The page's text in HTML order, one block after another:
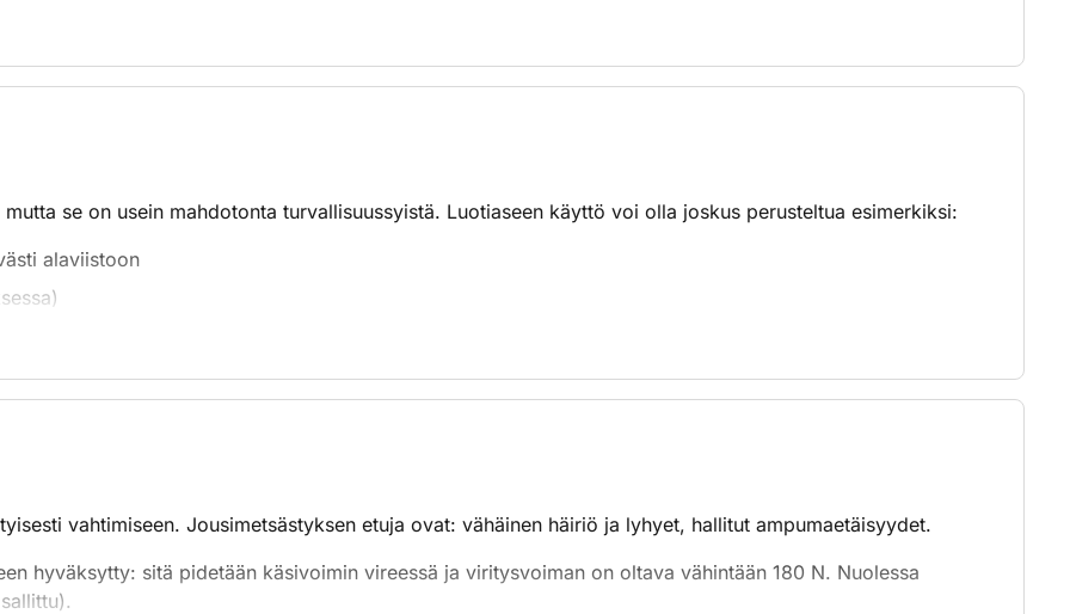
on syytä huomioida ampumatilanteissa. Ampumamatkat on hyvä pitää alle 30 metrissä.
Vesilinnustuksessa turvallisena nyrkkisääntönä voidaan pitää, että piiput eivät laske alle 45
maastoon. Ympäristövaikutuksia vähentävät myös patruunat, joissa on maatuva haulikuppi.
se on usein mahdotonta turvallisuussyistä. Luotiaseen käyttö voi olla joskus perusteltua esimerkiksi:
alaviistoon
taustasta, ja muistettava, että luoti kimpoaa herkästi veden pinnasta. Joillain alueilla luotiaseen
paikalliset säännöt.
vahtimiseen. Jousimetsästyksen etuja ovat: vähäinen häiriö ja lyhyet, hallitut ampumaetäisyydet.
hyväksytty: sitä pidetään käsivoimin vireessä ja viritysvoiman on oltava vähintään 180 N. Nuolessa